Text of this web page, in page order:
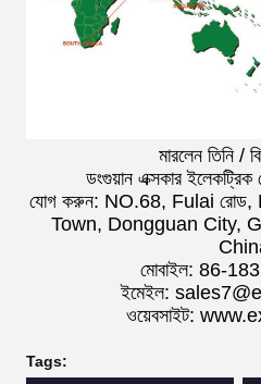
মারলেন তিনি /
ডংগুয়ান এক্সকার ইলেকট্রিক
যোগ করুন: NO.68, Fulai রোড,
Town, Dongguan City,
মোবাইল: 86-
ইমেইল:
ওয়েবসাইট:
Tags: